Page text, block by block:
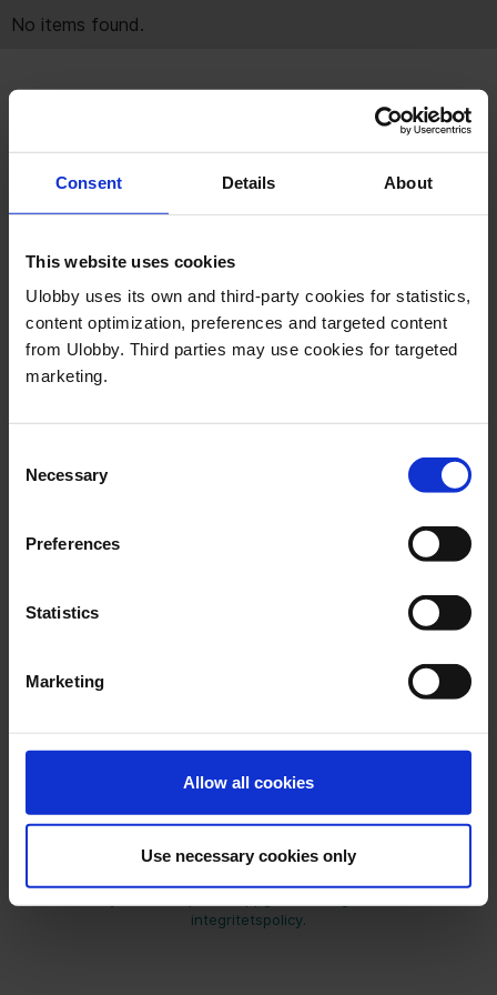
Consent Details About
This website uses cookies
Ulobby uses its own and third-party cookies for statistics,
content optimization, preferences and targeted content
from Ulobby. Third parties may use cookies for targeted
marketing.
Selection
Necessary
Preferences
Statistics
Marketing
Allow all cookies
Use necessary cookies only
No items found.
Få en kort genomgång
gemensamt system. Se hur tajming, kontext och
uppföljning hänger ihop – så att Public Affairs-
arbetet blir enklare att strukturera och förklara.
Ulobby behöver de kontaktuppgifter du lämnar för att kunna
helst avregistrera dig från dessa utskick. För information om hur
integritetspolicy.